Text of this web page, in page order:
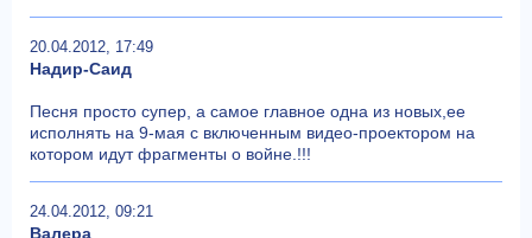
20.04.2012, 17:49
Надир-Саид
Песня просто супер, а самое главное одна из новых,ее
исполнять на 9-мая с включенным видео-проектором на
котором идут фрагменты о войне.!!!
24.04.2012, 09:21
Валера